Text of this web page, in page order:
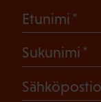
Etunimi
Sukunimi